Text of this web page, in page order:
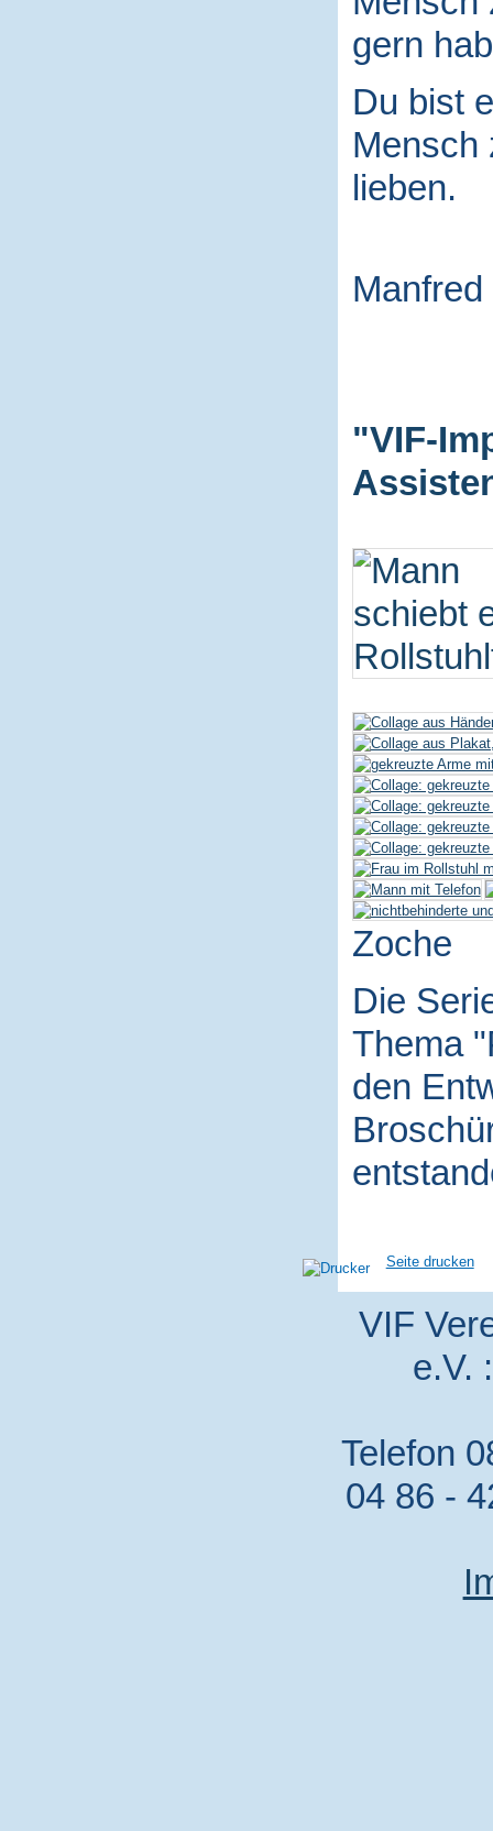
gern
Du bist
Mensch
lieben.
"VIF-
Zoche
Die
Thema
den
Seite drucken
VIF
e.V.
Telefon
04 86 -